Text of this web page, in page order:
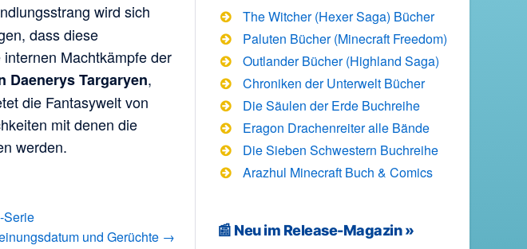
wird sich
dass diese
Machtkämpfe der
Daenerys Targaryen,
die Fantasywelt von
mit denen die
werden.
Serie
und Gerüchte →
The Witcher (Hexer Saga) Bücher
Paluten Bücher (Minecraft Freedom)
Outlander Bücher (Highland Saga)
Chroniken der Unterwelt Bücher
Die Säulen der Erde Buchreihe
Eragon Drachenreiter alle Bände
Die Sieben Schwestern Buchreihe
Arazhul Minecraft Buch & Comics
📰 Neu im Release-Magazin »